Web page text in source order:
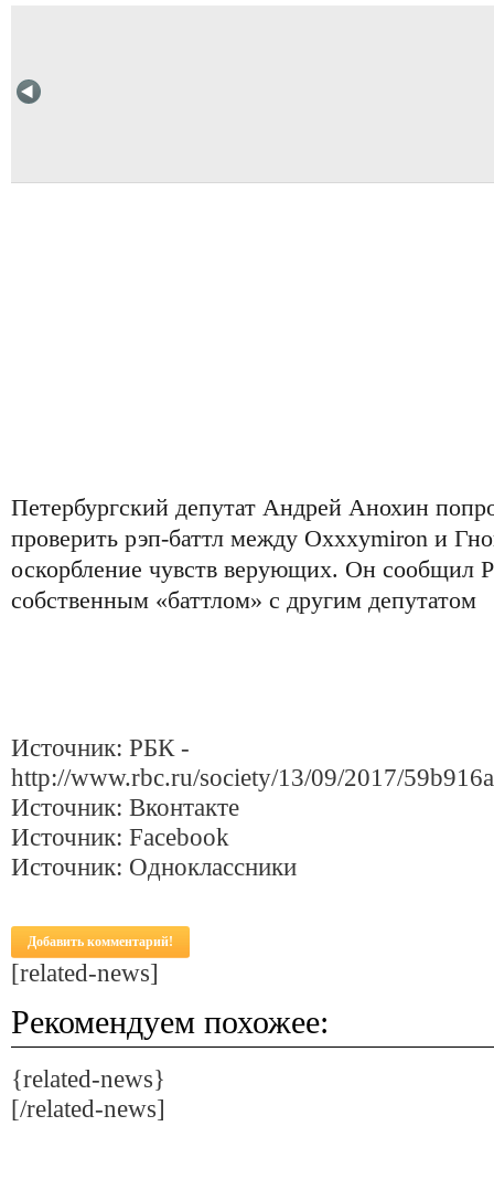
Петербургский депутат Андрей Анохин
проверить рэп-баттл между Oxxxymiron и
оскорбление чувств верующих. Он сообщил
собственным «баттлом» с другим депутатом
Источник: РБК -
http://www.rbc.ru/society/13/09/2017/
Источник: Вконтакте
Источник: Facebook
Источник: Одноклассники
Добавить комментарий!
[related-news]
Рекомендуем похожее:
{related-news}
[/related-news]